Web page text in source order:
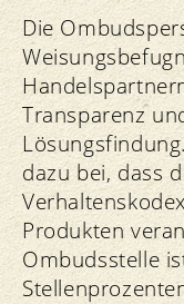
Die
Transparenz
dazu bei, dass
Produkten
Ombudsstelle